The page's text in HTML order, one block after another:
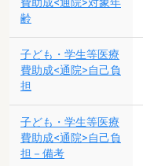
費助成<通院>対象年
齢
子ども・学生等医療
費助成<通院>自己負
担
子ども・学生等医療
費助成<通院>自己負
担－備考